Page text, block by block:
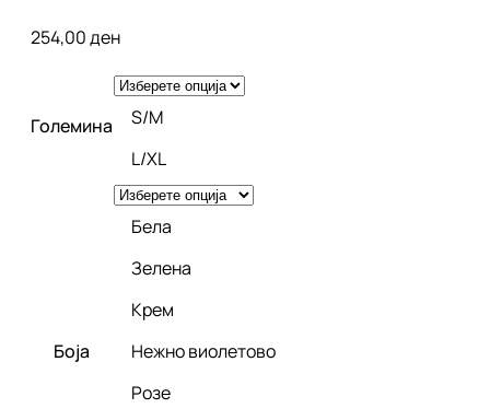
254,00ден
Големина
S/M
L/XL
Боја
Бела
Зелена
Крем
Нежно виолетово
Розе